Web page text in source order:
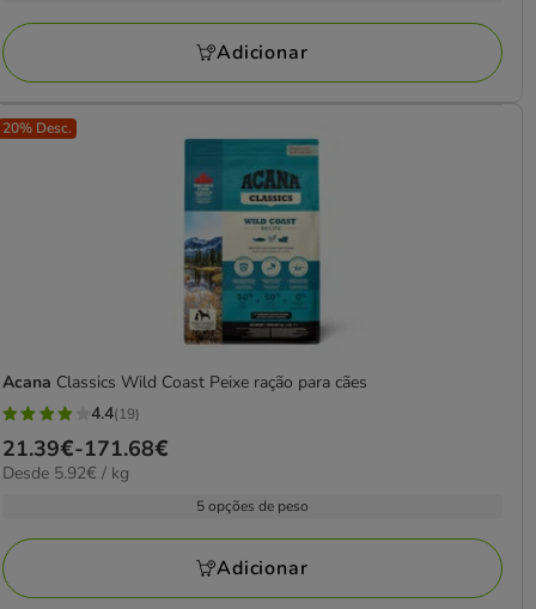
avaliações
144.63€
Adicionar
20% Desc.
Acana Classics Wild Coast Peixe ração para cães
4.4
estrelas
com
avaliações
4.4(19)
Preço
de
171.68€
21.39€-171.68€
5.92€
Desde 5.92€ / kg
5 opções de peso
Adicionar